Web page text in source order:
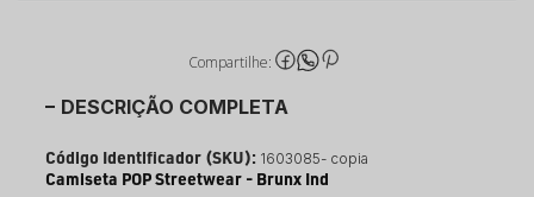
Compartilhe:
DESCRIÇÃO COMPLETA
Código Identificador (SKU): 1603085- copia
Camiseta POP Streetwear - Brunx Ind